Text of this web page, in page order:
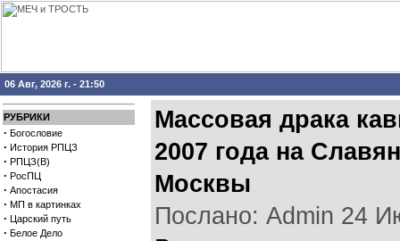
06 Авг, 2026 г. - 21:50
РУБРИКИ
· Богословие
· История РПЦЗ
· РПЦЗ(В)
· РосПЦ
· Апостасия
· МП в картинках
· Царский путь
· Белое Дело
Массовая драка
2007 года на
Москвы
Послано: Admin 24